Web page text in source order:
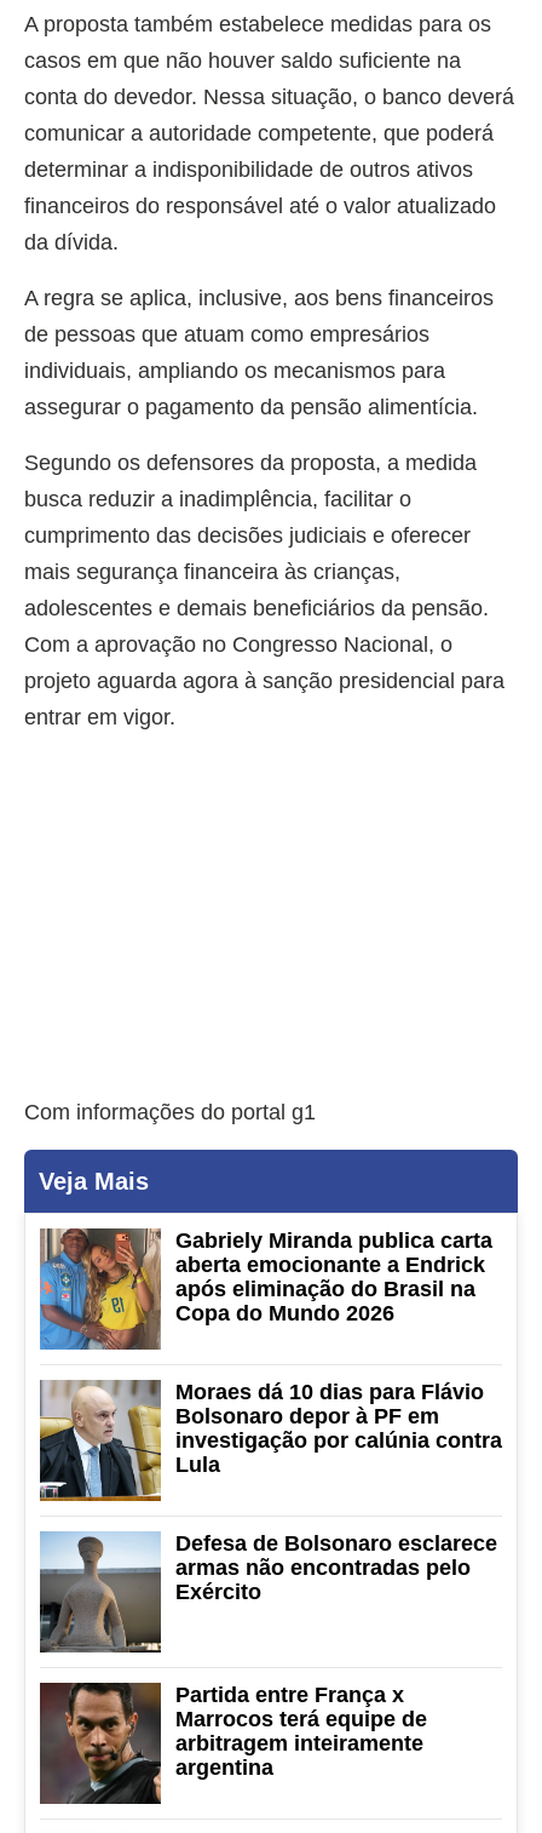
A proposta também estabelece medidas para os
casos em que não houver saldo suficiente na
conta do devedor. Nessa situação, o banco deverá
comunicar a autoridade competente, que poderá
determinar a indisponibilidade de outros ativos
financeiros do responsável até o valor atualizado
da dívida.
A regra se aplica, inclusive, aos bens financeiros
de pessoas que atuam como empresários
individuais, ampliando os mecanismos para
assegurar o pagamento da pensão alimentícia.
Segundo os defensores da proposta, a medida
busca reduzir a inadimplência, facilitar o
cumprimento das decisões judiciais e oferecer
mais segurança financeira às crianças,
adolescentes e demais beneficiários da pensão.
Com a aprovação no Congresso Nacional, o
projeto aguarda agora à sanção presidencial para
entrar em vigor.
Com informações do portal g1
Veja Mais
Gabriely Miranda publica carta
aberta emocionante a Endrick
após eliminação do Brasil na
Copa do Mundo 2026
Moraes dá 10 dias para Flávio
Bolsonaro depor à PF em
investigação por calúnia contra
Lula
Defesa de Bolsonaro esclarece
armas não encontradas pelo
Exército
Partida entre França x
Marrocos terá equipe de
arbitragem inteiramente
argentina